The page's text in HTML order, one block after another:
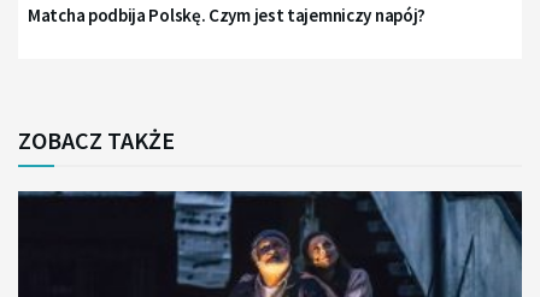
Matcha podbija Polskę. Czym jest tajemniczy napój?
ZOBACZ TAKŻE